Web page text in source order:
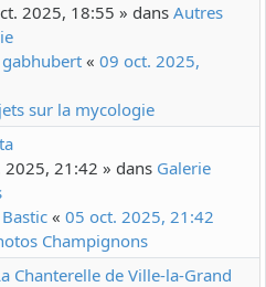
2025, 18:55 » dans Autres
gabhubert « 09 oct. 2025,
sur la mycologie
2025, 21:42 » dans Galerie
Bastic « 05 oct. 2025, 21:42
Champignons
Chanterelle de Ville-la-Grand